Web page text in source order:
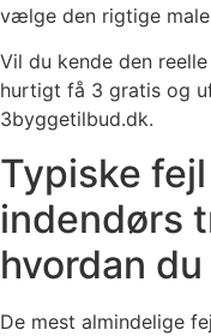
vælge den rigtige
Vil du kende den
hurtigt få 3 gratis og
3byggetilbud.dk.
Typiske
indendørs
hvordan
De mest almindelige